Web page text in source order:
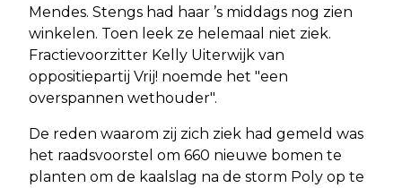
Mendes. Stengs had haar ’s middags nog zien
winkelen. Toen leek ze helemaal niet ziek.
Fractievoorzitter Kelly Uiterwijk van
oppositiepartij Vrij! noemde het "een
overspannen wethouder".
De reden waarom zij zich ziek had gemeld was
het raadsvoorstel om 660 nieuwe bomen te
planten om de kaalslag na de storm Poly op te